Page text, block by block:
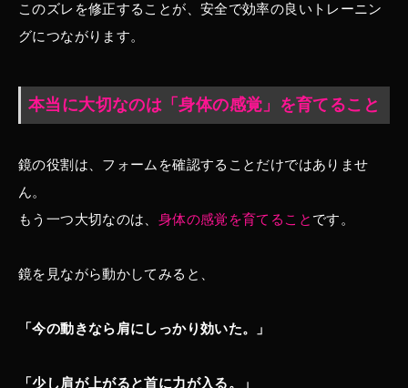
このズレを修正することが、安全で効率の良いトレーニン
グにつながります。
本当に大切なのは「身体の感覚」を育てること
鏡の役割は、フォームを確認することだけではありませ
ん。
もう一つ大切なのは、 身体の感覚を育てること です。
鏡を見ながら動かしてみると、
「今の動きなら肩にしっかり効いた。」
「少し肩が上がると首に力が入る。」